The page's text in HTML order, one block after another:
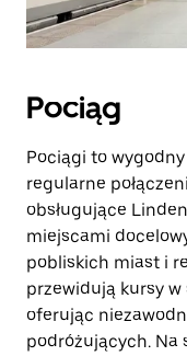
Pociąg
Pociągi to
regularne
obsługujące
miejscami
pobliskich miast i
przewidują kursy w
oferując
podróżujących. Na